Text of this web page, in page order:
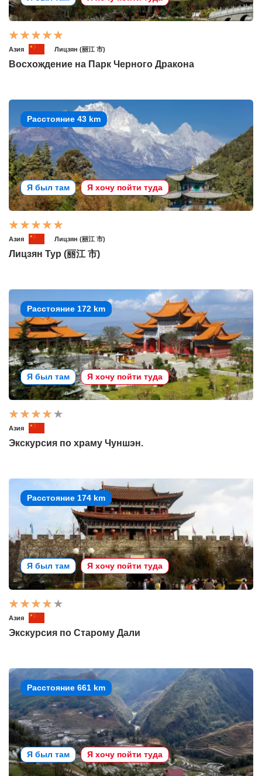
Азия Лицзян (丽江 市)
Восхождение на Парк Черного Дракона
Расстояние 43 km
Я был там Я хочу пойти туда
Азия Лицзян (丽江 市)
Лицзян Тур (丽江 市)
Расстояние 172 km
Я был там Я хочу пойти туда
Азия
Экскурсия по храму Чуншэн.
Расстояние 174 km
Я был там Я хочу пойти туда
Азия
Экскурсия по Старому Дали
Расстояние 661 km
Я был там Я хочу пойти туда